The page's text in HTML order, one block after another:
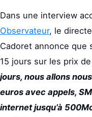
Dans une interview
Observateur, le
Cadoret annonce que
15 jours sur les prix
jours, nous allons
euros avec appels,
internet jusqu’à